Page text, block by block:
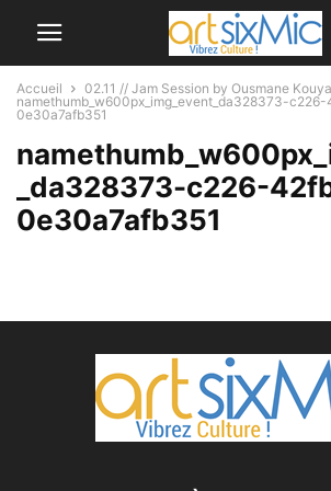
Accueil
02.11 // Jam Session by Ousmane
namethumb_w600px_img_event_da328373-
0e30a7afb351
_da328373-c226-
0e30a7afb351